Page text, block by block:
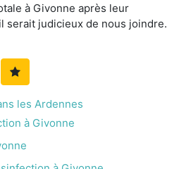
à Givonne après leur
serait judicieux de nous joindre.
les Ardennes
à Givonne